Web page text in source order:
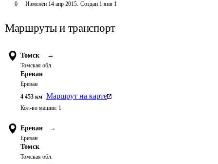
0 Изменён 14 апр 2015. Создан 1 янв 1
Маршруты и транспорт
Томск →
Томская обл.
Ереван
Ереван
4 453 км Маршрут на карте
Кол-во машин: 1
Ереван →
Ереван
Томск
Томская обл.